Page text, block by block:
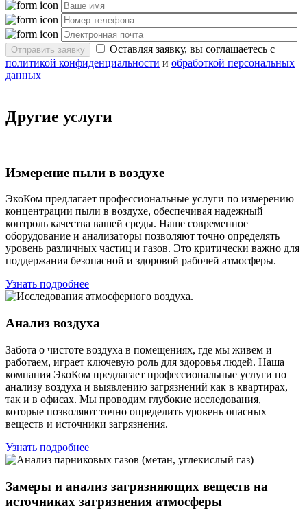
Отправить заявку
Оставляя заявку, вы соглашаетесь с
политикой конфиденциальности и обработкой персональных
данных
Другие услуги
Измерение пыли в воздухе
ЭкоКом предлагает профессиональные услуги по измерению
концентрации пыли в воздухе, обеспечивая надежный
контроль качества вашей среды. Наше современное
оборудование и анализаторы позволяют точно определять
уровень различных частиц и газов. Это критически важно для
поддержания безопасной и здоровой рабочей атмосферы.
Узнать подробнее
Анализ воздуха
Забота о чистоте воздуха в помещениях, где мы живем и
работаем, играет ключевую роль для здоровья людей. Наша
компания ЭкоКом предлагает профессиональные услуги по
анализу воздуха и выявлению загрязнений как в квартирах,
так и в офисах. Мы проводим глубокие исследования,
которые позволяют точно определить уровень опасных
веществ и источники загрязнения.
Узнать подробнее
Замеры и анализ загрязняющих веществ на
источниках загрязнения атмосферы